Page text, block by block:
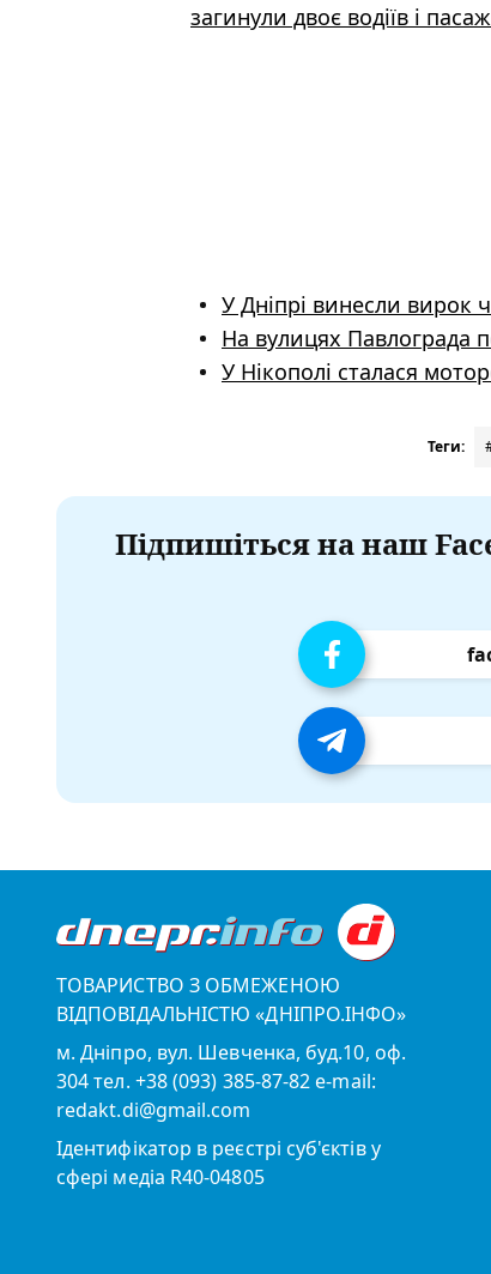
загинули двоє водіїв і
У Дніпрі винесли вирок
На вулицях Павлограда
У Нікополі сталася
Теги:
Підпишіться на наш
ТОВАРИСТВО З ОБМЕЖЕНОЮ
ВІДПОВІДАЛЬНІСТЮ «ДНІПРО.ІНФО»
м. Дніпро, вул. Шевченка, буд.10, оф.
304 тел. +38 (093) 385-87-82 e-mail:
redakt.di@gmail.com
Ідентифікатор в реєстрі суб'єктів у
сфері медіа R40-04805